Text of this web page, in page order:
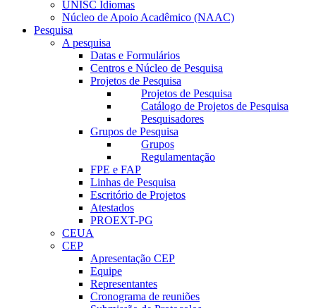
UNISC Idiomas
Núcleo de Apoio Acadêmico (NAAC)
Pesquisa
A pesquisa
Datas e Formulários
Centros e Núcleo de Pesquisa
Projetos de Pesquisa
Projetos de Pesquisa
Catálogo de Projetos de Pesquisa
Pesquisadores
Grupos de Pesquisa
Grupos
Regulamentação
FPE e FAP
Linhas de Pesquisa
Escritório de Projetos
Atestados
PROEXT-PG
CEUA
CEP
Apresentação CEP
Equipe
Representantes
Cronograma de reuniões